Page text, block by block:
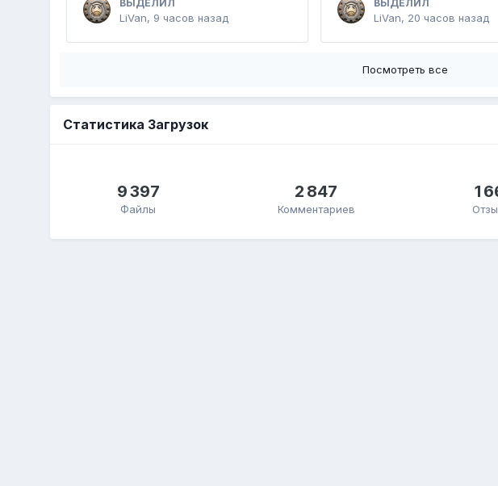
ВЫДЕЛИЛ
LiVan, 9 часов назад
ВЫДЕЛИЛ
LiVan, 20 часов назад
Посмотреть все
Статистика Загрузок
9 397
Файлы
2 847
Комментариев
1